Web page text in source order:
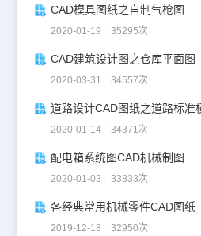
CAD模具图纸之自制气枪图
2020-01-19 35295次
CAD建筑设计图之仓库平面图
2020-03-31 34557次
2020-01-14 34371次
配电箱系统图CAD机械制图
2020-01-03 33833次
各经典常用机械零件CAD图纸
2019-12-18 32950次